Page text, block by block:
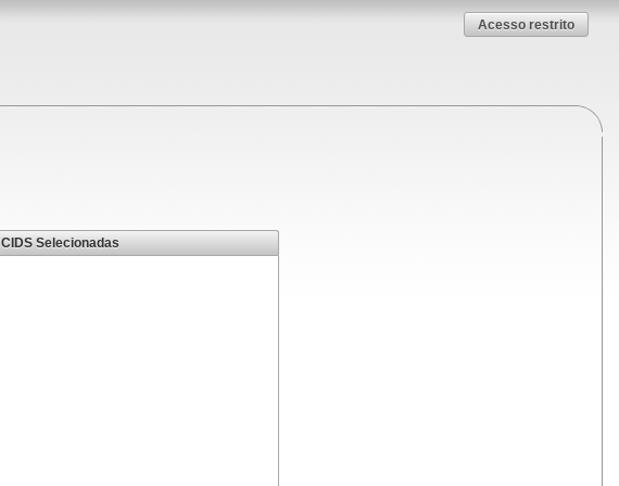
Acesso restrito
CIDS Selecionadas